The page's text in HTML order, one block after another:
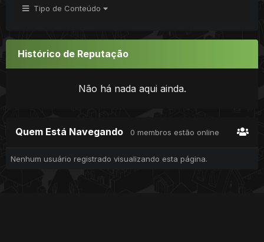
Tipo de Conteúdo
Histórico de Reputação
Não há nada aqui ainda.
Quem Está Navegando 0 membros estão online
Nenhum usuário registrado visualizando esta página.